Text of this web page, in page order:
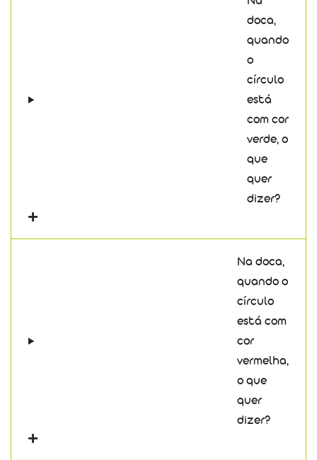
doca,
quando
o
círculo
está
com cor
verde, o
que
quer
dizer?
Na doca,
quando o
círculo
está com
cor
vermelha,
o que
quer
dizer?